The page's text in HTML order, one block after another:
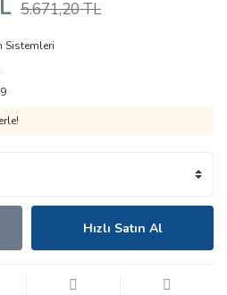
5.671,20 TL
Sistemleri
Hızlı Satın Al